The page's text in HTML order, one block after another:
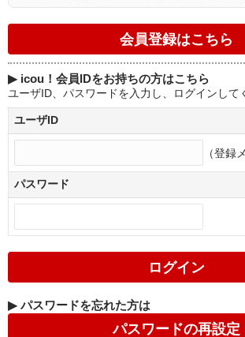
▶ icou！会員IDをお持ちの方はこちら
ユーザID、パスワードを入力し、ログインして
ユーザID
（登録
パスワード
▶ パスワードを忘れた方は